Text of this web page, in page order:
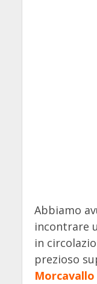
Abbiamo
incontrare
in
prezioso
Morcavallo